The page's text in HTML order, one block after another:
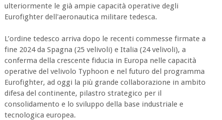
ulteriormente le già ampie capacità operative degli
Eurofighter dell'aeronautica militare tedesca.
L’ordine tedesco arriva dopo le recenti commesse firmate a
fine 2024 da Spagna (25 velivoli) e Italia (24 velivoli), a
conferma della crescente fiducia in Europa nelle capacità
operative del velivolo Typhoon e nel futuro del programma
Eurofighter, ad oggi la più grande collaborazione in ambito
difesa del continente, pilastro strategico per il
consolidamento e lo sviluppo della base industriale e
tecnologica europea.